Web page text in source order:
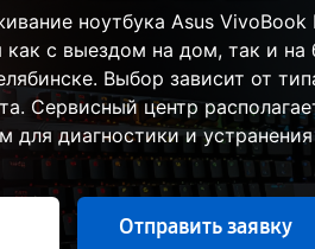
ноутбука Asus VivoBook
как с выездом на дом, так и на
Выбор зависит от
Сервисный центр
для диагностики и устранения
Отправить заявку